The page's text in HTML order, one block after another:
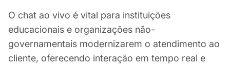
O chat ao vivo é vital para instituições
educacionais e organizações não-
governamentais modernizarem o atendimento ao
cliente, oferecendo interação em tempo real e